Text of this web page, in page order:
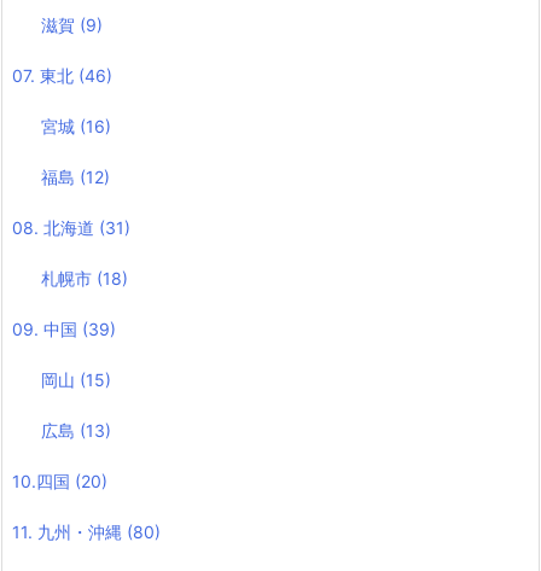
滋賀 (9)
07. 東北 (46)
宮城 (16)
福島 (12)
08. 北海道 (31)
札幌市 (18)
09. 中国 (39)
岡山 (15)
広島 (13)
10.四国 (20)
11. 九州・沖縄 (80)